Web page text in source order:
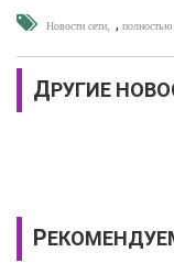
Новости сети ,
ДРУГИЕ